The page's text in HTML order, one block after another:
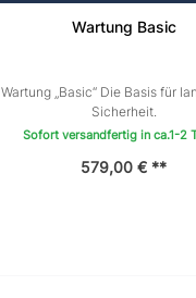
Wartung Basic
Wartung „Basic“ Die Basis für
Sicherheit.
Sofort versandfertig in ca.1-2
579,00 € **